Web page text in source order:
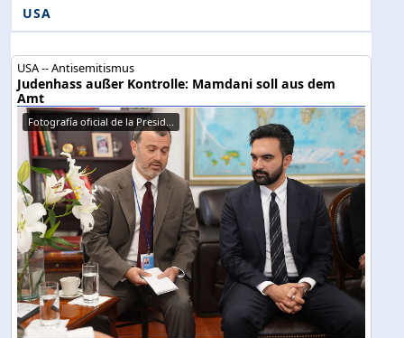
USA
USA -- Antisemitismus
Judenhass außer Kontrolle: Mamdani soll aus dem
Amt
Fotografía oficial de la Presid...